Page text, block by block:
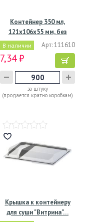
Контейнер 350 мл,
121х106х55 мм, без
окна,…
В наличии Арт: 111610
7,34 ₽
за штуку
(продается кратно коробкам)
Крышка к контейнеру
для суши "Витрина"…